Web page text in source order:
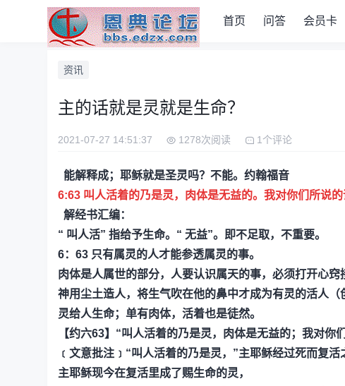
首页 问答 会员卡
资讯
主的话就是灵就是生命？
2021-07-27 14:51:37 1278次阅读 1个评论
能解释成；耶稣就是圣灵吗？不能。约翰福音
6:63 叫人活着的乃是灵，肉体是无益的。我对你们所说的
解经书汇编：
“ 叫人活” 指给予生命。“ 无益”。即不足取，不重要。
6：63 只有属灵的人才能参透属灵的事。
肉体是人属世的部分，人要认识属天的事，必须打开心窍
神用尘土造人，将生气吹在他的鼻中才成为有灵的活人（
灵给人生命；单有肉体，活着也是徒然。
【约六63】“叫人活着的乃是灵，肉体是无益的；我对你
﹝文意批注﹞“叫人活着的乃是灵，”主耶稣经过死而复
主耶稣现今在复活里成了赐生命的灵，